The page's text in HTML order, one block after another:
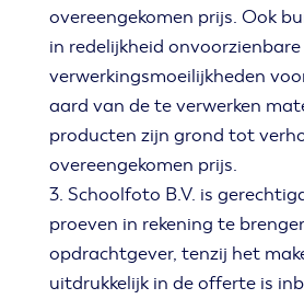
overeengekomen prijs. Ook
in redelijkheid onvoorzienbare
verwerkingsmoeilijkheden
aard van de te verwerken
producten zijn grond tot
overeengekomen prijs.
3. Schoolfoto B.V. is
proeven in rekening te
opdrachtgever, tenzij het
uitdrukkelijk in de offerte is